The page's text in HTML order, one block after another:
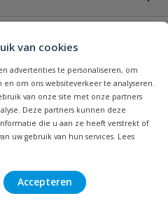
van cookies
advertenties te personaliseren, om
om ons websiteverkeer te analyseren.
van onze site met onze partners
Deze partners kunnen deze
die u aan ze heeft verstrekt of
uw gebruik van hun services. Lees
Accepteren
HWA vergaarbak